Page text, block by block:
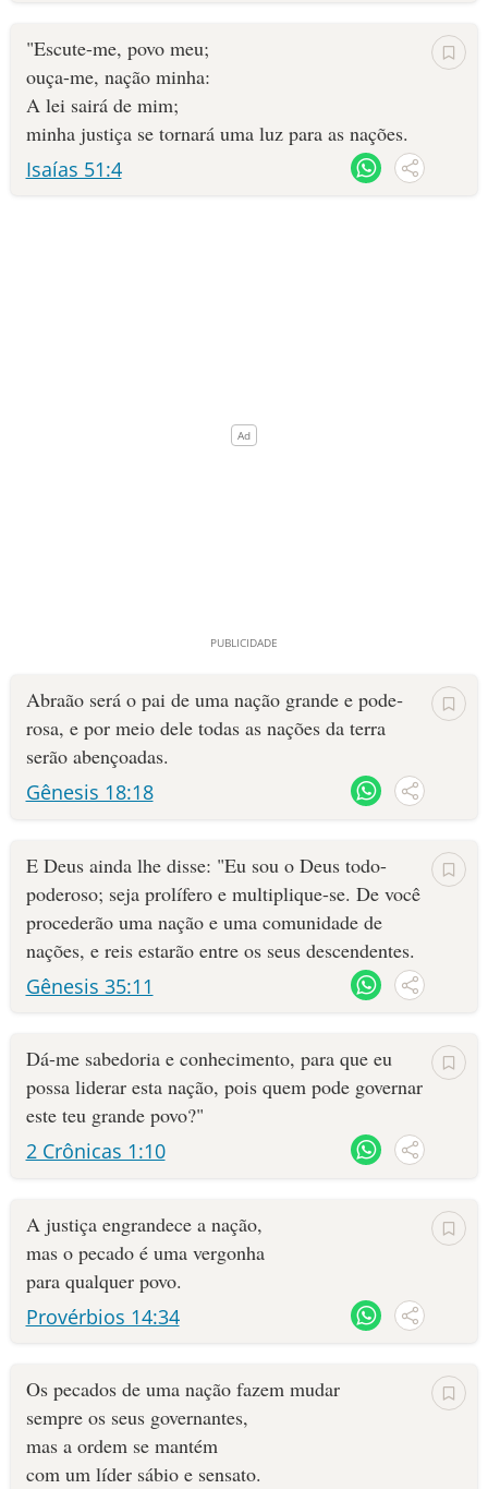
"Escute-me, povo meu;
ouça-me, nação minha:
A lei sairá de mim;
minha justiça se tornará uma luz para as nações.
Isaías 51:4
Abraão será o pai de uma nação grande e pode­
rosa, e por meio dele todas as nações da terra
serão abençoadas.
Gênesis 18:18
E Deus ainda lhe disse: "Eu sou o Deus todo-
poderoso; seja prolífero e multiplique-se. De você
procederão uma nação e uma comuni­dade de
nações, e reis estarão entre os seus des­cendentes.
Gênesis 35:11
Dá-me sabedoria e conhecimento, para que eu
possa liderar esta nação, pois quem pode governar
este teu grande povo?"
2 Crônicas 1:10
A justiça engrandece a nação,
mas o pecado é uma vergonha
para qualquer povo.
Provérbios 14:34
Os pecados de uma nação fazem mudar
sempre os seus governantes,
mas a ordem se mantém
com um líder sábio e sensato.